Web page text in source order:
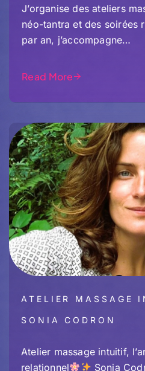
J’organise des ateliers
néo-tantra et des soirées
par an, j’accompagne…
Read More
ATELIER MASSAGE
SONIA CODRON
Atelier massage intuitif,
relationnel
Sonia